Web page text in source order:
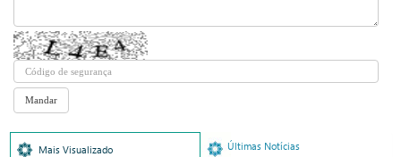
Mais Visualizado Últimas Notícias